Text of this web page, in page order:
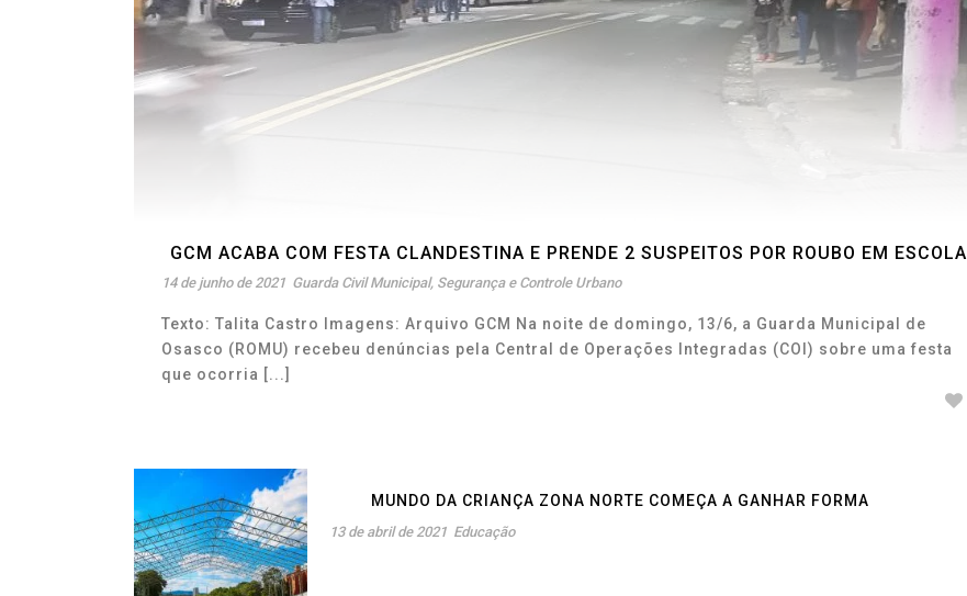
GCM ACABA COM FESTA CLANDESTINA E PRENDE 2 SUSPEITOS POR ROUBO EM ESCOLA
14 de junho de 2021 Guarda Civil Municipal, Segurança e Controle Urbano
Texto: Talita Castro Imagens: Arquivo GCM Na noite de domingo, 13/6, a Guarda Municipal de
Osasco (ROMU) recebeu denúncias pela Central de Operações Integradas (COI) sobre uma festa
que ocorria [...]
MUNDO DA CRIANÇA ZONA NORTE COMEÇA A GANHAR FORMA
13 de abril de 2021 Educação